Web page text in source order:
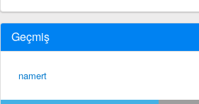
Geçmiş
namert